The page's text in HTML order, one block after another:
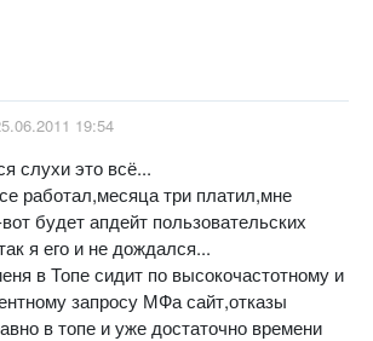
19:54
слухи это всё...
работал,месяца три платил,мне
будет апдейт пользовательских
я его и не дождался...
в Топе сидит по высокочастотному и
запросу МФа сайт,отказы
в топе и уже достаточно времени